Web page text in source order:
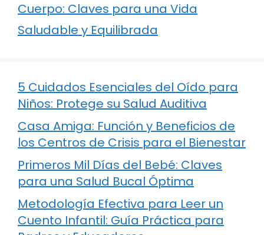
Cuerpo: Claves para una Vida
Saludable y Equilibrada
5 Cuidados Esenciales del Oído para
Niños: Protege su Salud Auditiva
Casa Amiga: Función y Beneficios de
los Centros de Crisis para el Bienestar
Primeros Mil Días del Bebé: Claves
para una Salud Bucal Óptima
Metodología Efectiva para Leer un
Cuento Infantil: Guía Práctica para